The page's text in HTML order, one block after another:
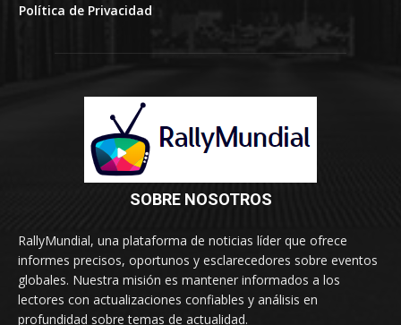
Política de Privacidad
SOBRE NOSOTROS
RallyMundial, una plataforma de noticias líder que ofrece
informes precisos, oportunos y esclarecedores sobre eventos
globales. Nuestra misión es mantener informados a los
lectores con actualizaciones confiables y análisis en
profundidad sobre temas de actualidad.